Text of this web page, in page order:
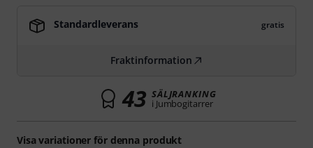
Visa variationer för denna produkt
Standardleverans gratis
Fraktinformation
43 SÄLJRANKING
i Jumbogitarrer